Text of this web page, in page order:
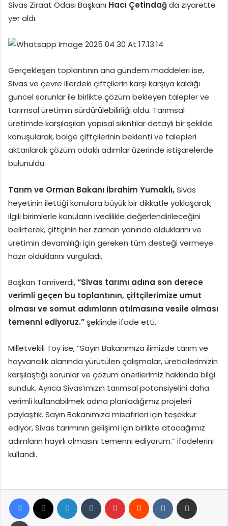
Sivas Ziraat Odası Başkanı Hacı Çetindağda ziyarette
yer aldı.
Gerçekleşen toplantının ana gündem maddeleri ise,
Sivas ve çevre illerdeki çiftçilerin karşı karşıya kaldığı
güncel sorunlar ile birlikte çözüm bekleyen talepler ve
tarımsal üretimin sürdürülebilirliği oldu. Tarımsal
üretimde karşılaşılan yapısal sıkıntılar detaylı bir şekilde
konuşularak, bölge çiftçilerinin beklenti ve talepleri
aktarılarak çözüm odaklı adımlar üzerinde istişarelerde
bulunuldu.
Tarım ve Orman Bakanı İbrahim Yumaklı,Sivas
heyetinin ilettiği konulara büyük bir dikkatle yaklaşarak,
ilgili birimlerle konuların ivedilikle değerlendirileceğini
belirterek, çiftçinin her zaman yanında olduklarını ve
üretimin devamlılığı için gereken tüm desteği vermeye
hazır olduklarını vurguladı.
Başkan Tanriverdi,“Sivas tarımı adına son derece
verimli geçen bu toplantının, çiftçilerimize umut
olması ve somut adımların atılmasına vesile olması
temenni ediyoruz.” şeklinde ifade etti.
Milletvekili Toy ise, “Sayın Bakanımıza ilimizde tarım ve
hayvancılık alanında yürütülen çalışmalar, üreticilerimizin
karşılaştığı sorunlar ve çözüm önerilerimiz hakkında bilgi
sunduk. Ayrıca Sivas’ımızın tarımsal potansiyelini daha
verimli kullanabilmek adına planladığımız projeleri
paylaştık. Sayın Bakanımıza misafirleri için teşekkür
ediyor, Sivas tarımının gelişimi için birlikte atacağımız
adımların hayırlı olmasını temenni ediyorum.” ifadelerini
kullandı.
Facebook LinkedIn Tumblr Pinterest Reddit VKontakte
Yazdır